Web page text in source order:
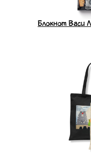
Блокнот Васи